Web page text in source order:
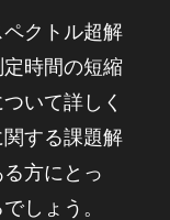
クトル超解
時間の短縮
いて詳しく
する課題解
方にとっ
しょう。